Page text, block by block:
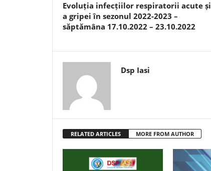
Evoluția infecțiilor respiratorii acute și
a gripei în sezonul 2022-2023 –
săptămâna 17.10.2022 – 23.10.2022
Dsp Iasi
RELATED ARTICLES MORE FROM AUTHOR